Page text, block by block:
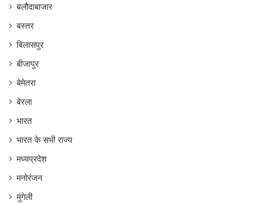
बलौदाबाजार
बस्तर
बिलासपुर
बीजापुर
बेमेतरा
बेरला
भारत
भारत के सभी राज्य
मध्यप्रदेश
मनोरंजन
मुंगेली